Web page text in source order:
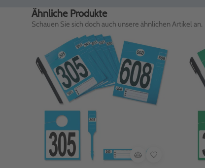
Ähnliche Produkte
Schauen Sie sich doch auch unsere ähnlichen Artikel an.